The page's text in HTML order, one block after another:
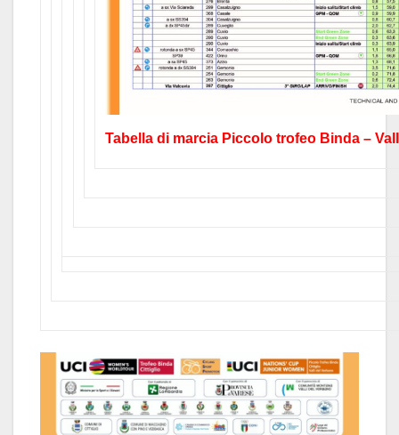
Tabella di marcia Piccolo trofeo Binda –